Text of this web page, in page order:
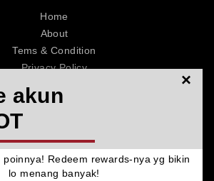
All Rights Reserved.
Home
About
Tems & Condition
Privacy Policy
akun
×
poinnya! Redeem rewards-nya yg bikin
lo menang banyak!